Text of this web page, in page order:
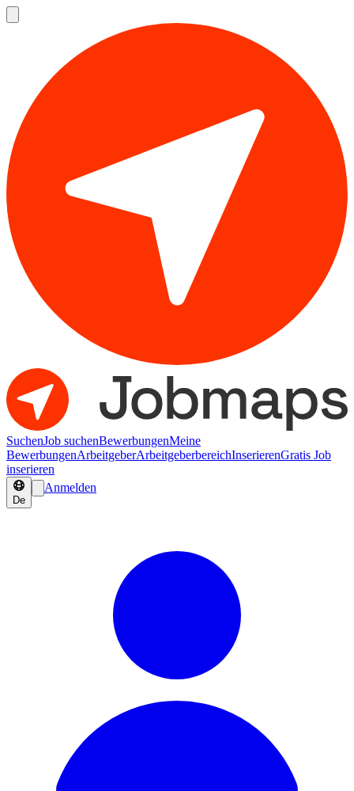
SuchenJob suchenBewerbungenMeine
BewerbungenArbeitgeberArbeitgeberbereichInserierenGratis Job
inserieren
De
Anmelden